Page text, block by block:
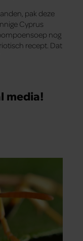
pak deze
Cyprus
nog
recept. Dat
media!